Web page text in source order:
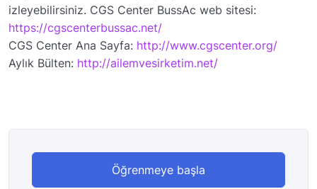
izleyebilirsiniz. CGS Center BussAc web sitesi:
https://cgscenterbussac.net/
CGS Center Ana Sayfa: http://www.cgscenter.org/
Aylık Bülten: http://ailemvesirketim.net/
Öğrenmeye başla